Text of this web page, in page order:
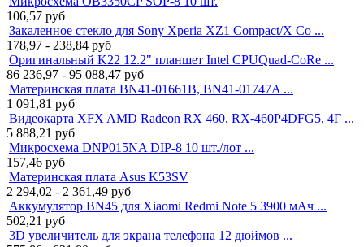
106,57 руб
Закаленное стекло для Sony Xperia XZ1 Compact/X Co ...
178,97 - 238,84 руб
Оригинальный K22 12.2" планшет Intel CPUQuad-CoRe ...
86 236,97 - 95 088,47 руб
Материнская плата BN41-01661B, BN41-01747A ...
1 091,81 руб
Видеокарта XFX AMD Radeon RX 460, RX-460P4DFG5, 4Г ...
5 888,21 руб
Микросхема DNP015NA DIP-8 10 шт./лот ...
157,46 руб
Материнская плата Asus K53SV
2 294,02 - 2 361,49 руб
Аккумулятор BN45 для Xiaomi Redmi Note 5 3900 мАч ...
502,21 руб
3D увеличитель для экрана телефона 12 дюймов ...